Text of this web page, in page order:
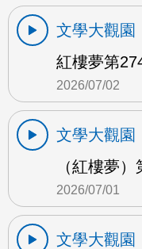
文學大觀園
紅樓夢第
2026/07/02
文學大觀園
（紅樓夢
2026/07/01
文學大觀園